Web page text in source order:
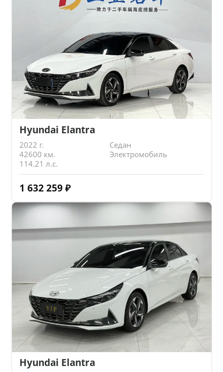
Hyundai Elantra
2022 г.
Седан
42600 км.
Электромобиль
114.21 л.с.
1 632 259 ₽
Hyundai Elantra